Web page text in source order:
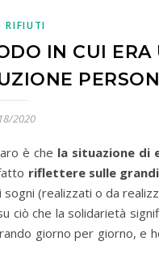
RIFIUTI
IN CUI
2020
è che la situazione di
riflettere sulle
(realizzati o da
che la solidarietà
giorno per giorno,